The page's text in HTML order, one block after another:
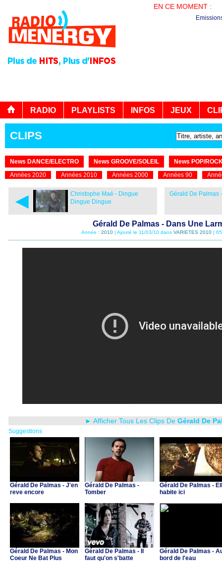
EN CE MOMENT :
RADIO PLAYLISTS INFOS JEUX
CLIPS
News DANCE/ELECTRO News GROOVE/SOLEIL
News POP/
Années 2020
Années 2010 Années 2000 Années 90
◄
Christophe Maé - Dingue
Dingue Dingue
Gérald De Palmas
Gérald De Palmas - Dans Une
Année : 2010 | Ajouté le 11/03/10 dans VARIETES 2010 |
► Afficher Tous Les Clips De Gérald De
Suggestions
Gérald De Palmas - J'en
reve encore
Gérald De Palmas -
Tomber
Gérald De Palmas -
habite ici
Gérald De Palmas - Mon
Coeur Ne Bat Plus
Gérald De Palmas - Il
faut qu'on s'batte
Gérald De Palmas -
bord de l'eau